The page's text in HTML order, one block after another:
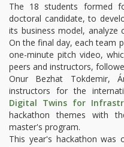
The 18 students formed
doctoral candidate, to
its business model, analyze
On the final day, each team
one-minute pitch video,
peers and instructors,
Onur Bezhat Tokdemir,
instructors for the
Digital Twins for
hackathon themes with
master's program.
This year's hackathon was